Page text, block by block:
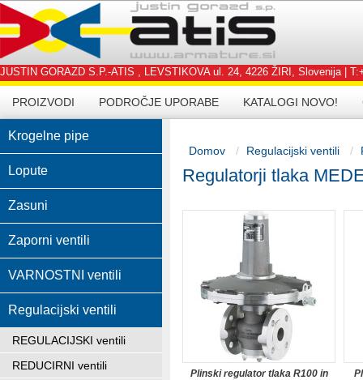
JUSTIN GORAZD S.P.-ATIS , LEVSTIKOVA ul. 24, 4226 ŽIRI, Slovenija |
PROIZVODI PODROČJE UPORABE KATALOGI NOVO!
Krogelne pipe
Lopute
Zasuni
Zaporni ventili
VARNOSTNI ventili
Regulacijski ventili
REGULACIJSKI ventili
REDUCIRNI ventili
Domov Regulacijski ventili
Regulatorji tlaka
Plinski regulator tlaka R100 in